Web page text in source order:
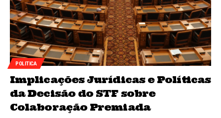
POLITICA
Implicações Jurídicas e Políticas
da Decisão do STF sobre
Colaboração Premiada